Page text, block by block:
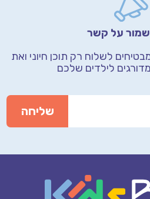
על קשר
לשלוח רק תוכן חיוני ואת
לילדים שלכם